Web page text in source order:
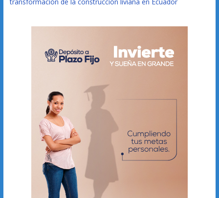
transformación de la construcción liviana en Ecuador